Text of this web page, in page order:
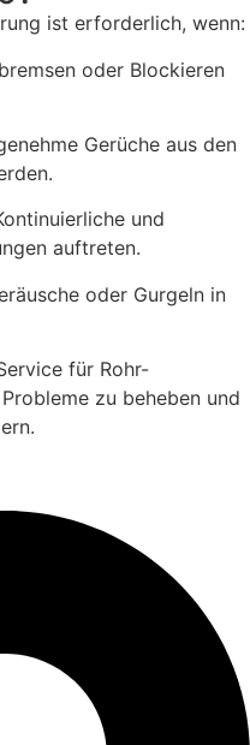
ist erforderlich, wenn:
oder Blockieren
Gerüche aus den
und
auftreten.
oder Gurgeln in
für Rohr-
zu beheben und